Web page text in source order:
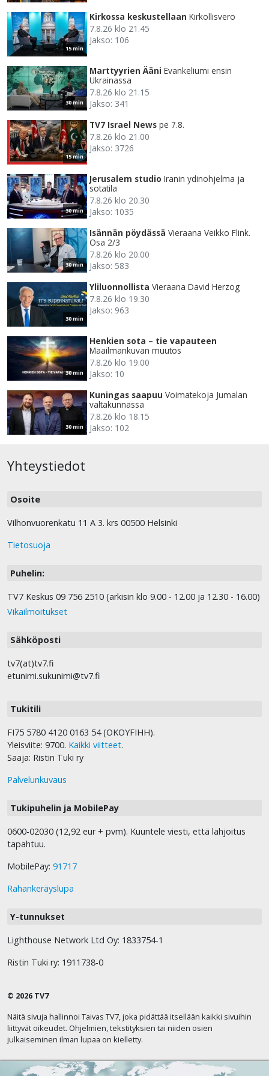
15 min
Kirkossa keskustellaan Kirkollisvero
7.8.26 klo 21.45
Jakso: 106
30 min
Marttyyrien Ääni Evankeliumi ensin
Ukrainassa
7.8.26 klo 21.15
Jakso: 341
15 min
TV7 Israel News pe 7.8.
7.8.26 klo 21.00
Jakso: 3726
30 min
Jerusalem studio Iranin ydinohjelma ja
sotatila
7.8.26 klo 20.30
Jakso: 1035
30 min
Isännän pöydässä Vieraana Veikko Flink.
Osa 2/3
7.8.26 klo 20.00
Jakso: 583
30 min
Yliluonnollista Vieraana David Herzog
7.8.26 klo 19.30
Jakso: 963
30 min
Henkien sota – tie vapauteen
Maailmankuvan muutos
7.8.26 klo 19.00
Jakso: 10
30 min
Kuningas saapuu Voimatekoja Jumalan
valtakunnassa
7.8.26 klo 18.15
Jakso: 102
Yhteystiedot
Osoite
Vilhonvuorenkatu 11 A 3. krs 00500 Helsinki
Tietosuoja
Puhelin:
TV7 Keskus 09 756 2510 (arkisin klo 9.00 - 12.00 ja 12.30 - 16.00)
Vikailmoitukset
Sähköposti
tv7(at)tv7.fi
etunimi.sukunimi@tv7.fi
Tukitili
FI75 5780 4120 0163 54 (OKOYFIHH).
Yleisviite: 9700. Kaikki viitteet.
Saaja: Ristin Tuki ry
Palvelunkuvaus
Tukipuhelin ja MobilePay
0600-02030 (12,92 eur + pvm). Kuuntele viesti, että lahjoitus
tapahtuu.
MobilePay: 91717
Rahankeräyslupa
Y-tunnukset
Lighthouse Network Ltd Oy: 1833754-1
Ristin Tuki ry: 1911738-0
© 2026 TV7
Näitä sivuja hallinnoi Taivas TV7, joka pidättää itsellään kaikki sivuihin
liittyvät oikeudet. Ohjelmien, tekstityksien tai niiden osien
julkaiseminen ilman lupaa on kielletty.